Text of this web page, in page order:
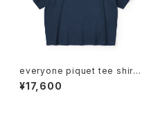
everyone piquet tee shirt
(NAVY)
¥17,600